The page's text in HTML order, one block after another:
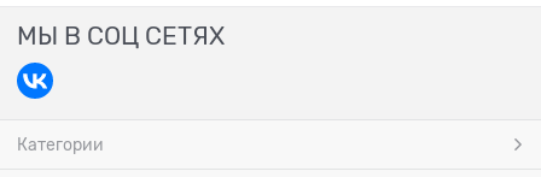
МЫ В СОЦ СЕТЯХ
Категории